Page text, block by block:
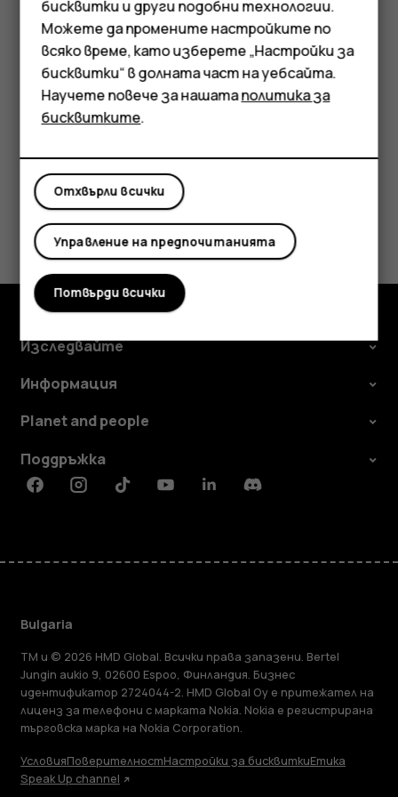
Мобилни телефони
Аксесоари
Таблети
Другото устройство използва данни от Вашия план
за данни, за което може да бъдете таксувани. За
информация относно предлагането и цените се
свържете с мобилния си оператор.
Полезен ли беше този отговор?
Да Не
Изследвайте
Информация
Planet and people
Поддръжка
FacebookInstagramTiktokYoutubeLinkedinDiscord
Bulgaria
TM и © 2026 HMD Global. Всички права запазени. Bertel
Jungin aukio 9, 02600 Espoo, Финландия. Бизнес
идентификатор 2724044-2. HMD Global Oy е притежател на
лиценз за телефони с марката Nokia. Nokia е регистрирана
търговска марка на Nokia Corporation.
УсловияПоверителностНастройки за бисквиткиЕтика
Speak Up channel
бисквитки и други подобни технологии.
Можете да промените настройките по
всяко време, като изберете „Настройки за
бисквитки“ в долната част на уебсайта.
Научете повече за нашатаполитика за
бисквитките.
Отхвърли всички
Управление на предпочитанията
Потвърди всички